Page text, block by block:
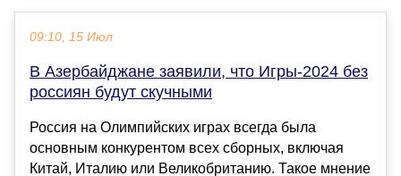
09:10, 15 Июл
В Азербайджане заявили, что Игры-2024 без
россиян будут скучными
Россия на Олимпийских играх всегда была
основным конкурентом всех сборных, включая
Китай, Италию или Великобританию. Такое мнение